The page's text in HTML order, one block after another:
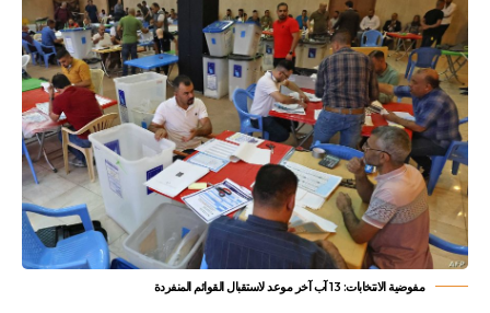
مفوضية الانتخابات: 13 آب آخر موعد لاستقبال القوائم المنفردة